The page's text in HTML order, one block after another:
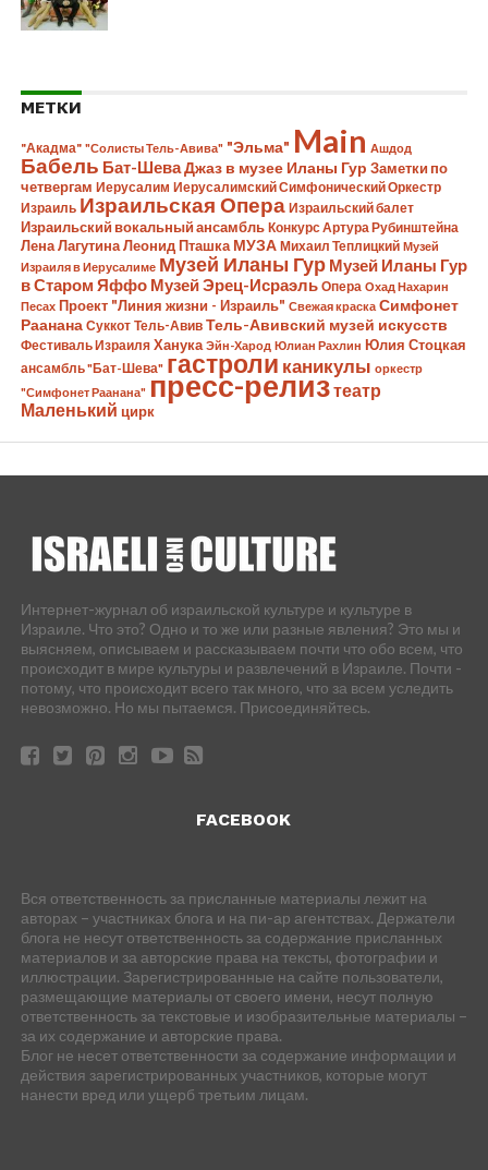
МЕТКИ
"Акадма" "Солисты Тель-Авива" "Эльма" Main Ашдод
Бабель Бат-ШеваДжаз в музее Иланы Гур Заметки по
четвергам Иерусалим Иерусалимский Симфонический Оркестр
Израиль Израильская Опера Израильский балет
Израильский вокальный ансамбль Конкурс Артура Рубинштейна
Лена Лагутина Леонид Пташка МУЗА Михаил Теплицкий Музей
Израиля в Иерусалиме Музей Иланы Гур Музей Иланы Гур
в Старом Яффо Музей Эрец-Исраэль Опера Охад Нахарин
Песах Проект "Линия жизни - Израиль" Свежая краска Симфонет
Раанана Суккот Тель-Авив Тель-Авивский музей искусств
Фестиваль Израиля Ханука Эйн-Харод Юлиан Рахлин Юлия Стоцкая
ансамбль "Бат-Шева" гастроли каникулы оркестр
"Симфонет Раанана" пресс-релизтеатр
Маленький цирк
Интернет-журнал об израильской культуре и культуре в
Израиле. Что это? Одно и то же или разные явления? Это мы и
выясняем, описываем и рассказываем почти что обо всем, что
происходит в мире культуры и развлечений в Израиле. Почти -
потому, что происходит всего так много, что за всем уследить
невозможно. Но мы пытаемся. Присоединяйтесь.
FACEBOOK
Вся ответственность за присланные материалы лежит на
авторах – участниках блога и на пи-ар агентствах. Держатели
блога не несут ответственность за содержание присланных
материалов и за авторские права на тексты, фотографии и
иллюстрации. Зарегистрированные на сайте пользователи,
размещающие материалы от своего имени, несут полную
ответственность за текстовые и изобразительные материалы –
за их содержание и авторские права.
Блог не несет ответственности за содержание информации и
действия зарегистрированных участников, которые могут
нанести вред или ущерб третьим лицам.